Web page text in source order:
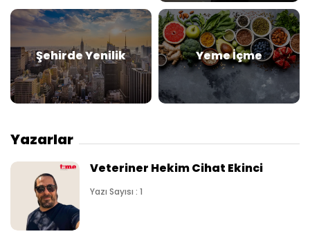
Şehirde Yenilik Yeme İçme
Yazarlar
Veteriner Hekim Cihat Ekinci
Yazı Sayısı : 1